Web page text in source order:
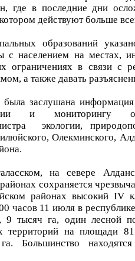
где в последние дни
действуют больше
образований
с населением на местах,
ограничениях в связи
а также давать
заслушана информация
и мониторингу
экологии,
Олекминского,
на севере
сохраняется
районах высокий IV
часов 11 июля в
тысяч га, один лесной
территорий на площади
Большинство находятся